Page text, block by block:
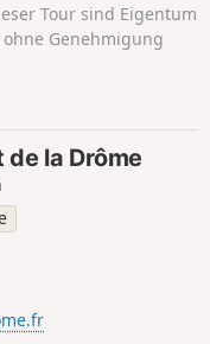
Tour sind Eigentum
Genehmigung
la Drôme